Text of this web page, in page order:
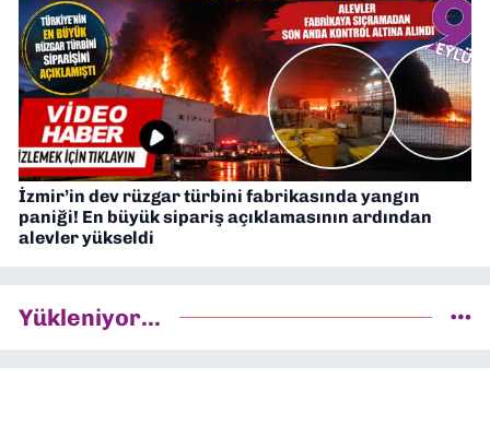
İzmir’in dev rüzgar türbini fabrikasında yangın
paniği! En büyük sipariş açıklamasının ardından
alevler yükseldi
Yükleniyor...